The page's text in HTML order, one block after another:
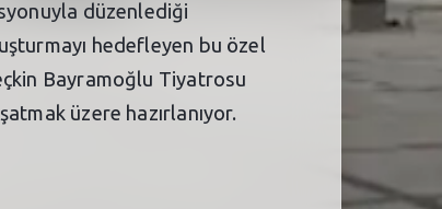
düzenlediği
hedefleyen bu özel
Bayramoğlu Tiyatrosu
üzere hazırlanıyor.